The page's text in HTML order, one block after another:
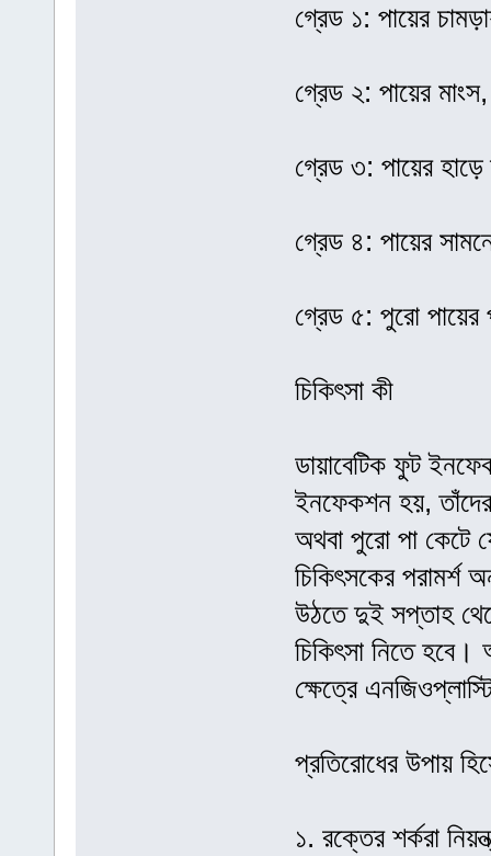
গ্রেড ১: পায়ের
গ্রেড ২: পায়ের মাংস,
গ্রেড ৩: পায়ের
গ্রেড ৪: পায়ের
গ্রেড ৫: পুরো পায়ের
চিকিৎসা কী
ডায়াবেটিক ফুট
ইনফেকশন হয়,
অথবা পুরো পা কেটে
চিকিৎসকের পরামর্শ
উঠতে দুই সপ্তাহ
চিকিৎসা নিতে
ক্ষেত্রে
প্রতিরোধের উপায়
১. রক্তের শর্করা